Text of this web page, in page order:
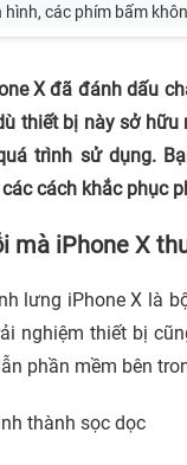
hình, các phím bấm
X đã đánh dấu
thiết bị này sở
trình sử dụng.
cách khắc phục
mà iPhone X
lưng iPhone X là
nghiệm thiết bị
phần mềm bên
thành sọc dọc